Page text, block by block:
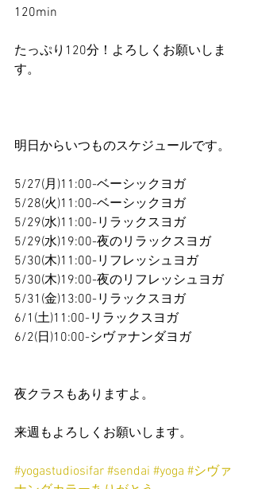
120min
たっぷり120分！よろしくお願いしま
す。
明日からいつものスケジュールです。
5/27(月)11:00-ベーシックヨガ
5/28(火)11:00-ベーシックヨガ
5/29(水)11:00-リラックスヨガ
5/29(水)19:00-夜のリラックスヨガ
5/30(木)11:00-リフレッシュヨガ
5/30(木)19:00-夜のリフレッシュヨガ
5/31(金)13:00-リラックスヨガ
6/1(土)11:00-リラックスヨガ
6/2(日)10:00-シヴァナンダヨガ
夜クラスもありますよ。
来週もよろしくお願いします。
#yogastudiosifar #sendai #yoga #シヴァ